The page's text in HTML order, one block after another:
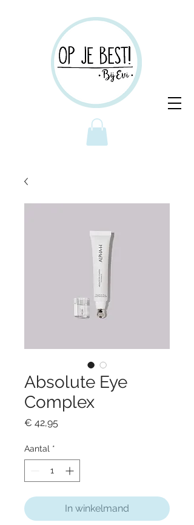
Absolute Eye
Complex
€ 42,95Prijs
Aantal *
In winkelmand